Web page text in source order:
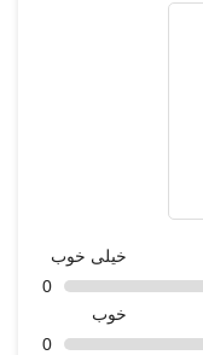
خیلی خوب
0
خوب
0